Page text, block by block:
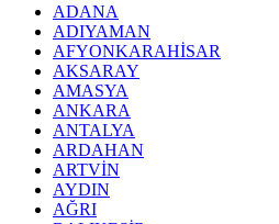
ADANA
ADIYAMAN
AFYONKARAHİSAR
AKSARAY
AMASYA
ANKARA
ANTALYA
ARDAHAN
ARTVİN
AYDIN
AĞRI